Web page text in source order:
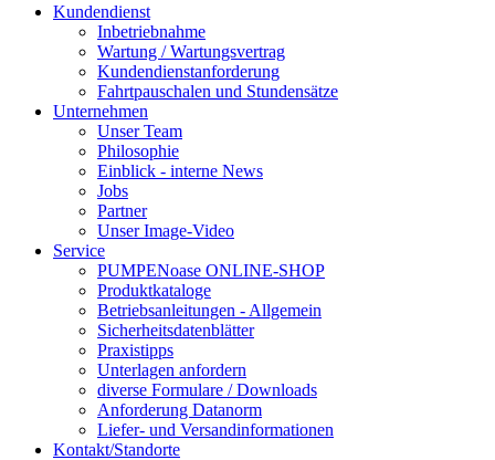
Kundendienst
Inbetriebnahme
Wartung / Wartungsvertrag
Kundendienstanforderung
Fahrtpauschalen und Stundensätze
Unternehmen
Unser Team
Philosophie
Einblick - interne News
Jobs
Partner
Unser Image-Video
Service
PUMPENoase ONLINE-SHOP
Produktkataloge
Betriebsanleitungen - Allgemein
Sicherheitsdatenblätter
Praxistipps
Unterlagen anfordern
diverse Formulare / Downloads
Anforderung Datanorm
Liefer- und Versandinformationen
Kontakt/Standorte